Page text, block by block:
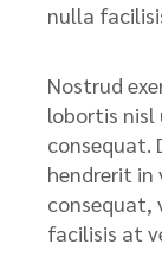
nulla
Nostrud
lobortis nisl
consequat.
hendrerit in
consequat,
facilisis at